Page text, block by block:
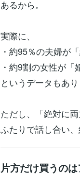
あるから。
実際に、
・約95％の夫婦が
・約9割の女性が
というデータもあり
ただし、「絶対に
ふたりで話し合い
片方だけ買うの